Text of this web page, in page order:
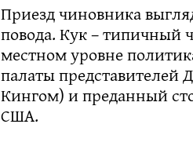
Приезд чиновника
повода. Кук – типичный
местном уровне
палаты
Кингом) и преданный
США.